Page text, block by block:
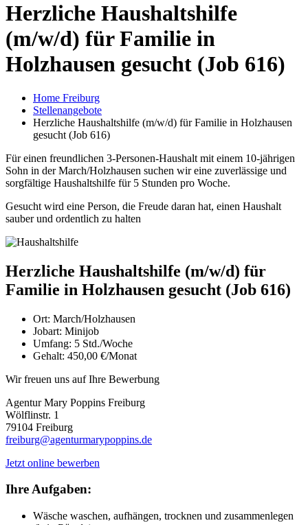
Herzliche Haushaltshilfe
(m/w/d) für Familie in
Holzhausen gesucht (Job 616)
Home Freiburg
Stellenangebote
Herzliche Haushaltshilfe (m/w/d) für Familie in Holzhausen
gesucht (Job 616)
Für einen freundlichen 3-Personen-Haushalt mit einem 10-jährigen
Sohn in der March/Holzhausen suchen wir eine zuverlässige und
sorgfältige Haushaltshilfe für 5 Stunden pro Woche.
Gesucht wird eine Person, die Freude daran hat, einen Haushalt
sauber und ordentlich zu halten
Herzliche Haushaltshilfe (m/w/d) für
Familie in Holzhausen gesucht (Job 616)
Ort: March/Holzhausen
Jobart: Minijob
Umfang: 5 Std./Woche
Gehalt: 450,00 €/Monat
Wir freuen uns auf Ihre Bewerbung
Agentur Mary Poppins Freiburg
Wölflinstr. 1
79104 Freiburg
freiburg@agenturmarypoppins.de
Jetzt online bewerben
Ihre Aufgaben:
Wäsche waschen, aufhängen, trocknen und zusammenlegen